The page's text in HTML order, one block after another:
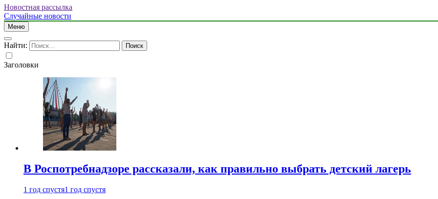
Новостная рассылка
Случайные новости
Меню
Найти:
Заголовки
В Роспотребнадзоре рассказали, как правильно выбрать детский лагерь
1 год спустя1 год спустя